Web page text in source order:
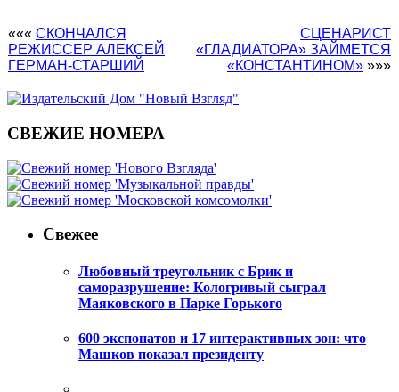
««« СКОНЧАЛСЯ
РЕЖИССЕР АЛЕКСЕЙ
ГЕРМАН-СТАРШИЙ
СЦЕНАРИСТ
«ГЛАДИАТОРА» ЗАЙМЕТСЯ
«КОНСТАНТИНОМ» »»»
СВЕЖИЕ НОМЕРА
Свежее
Любовный треугольник с Брик и
саморазрушение: Кологривый сыграл
Маяковского в Парке Горького
600 экспонатов и 17 интерактивных зон: что
Машков показал президенту